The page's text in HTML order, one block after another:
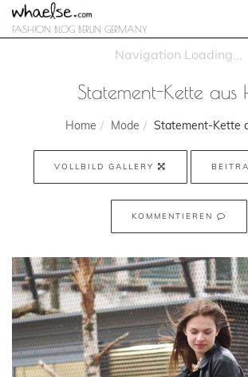
FASHION BLOG BERLIN GERMANY
Statement-Kette aus
Home Mode Statement-Kette
VOLLBILD GALLERY
KOMMENTIEREN